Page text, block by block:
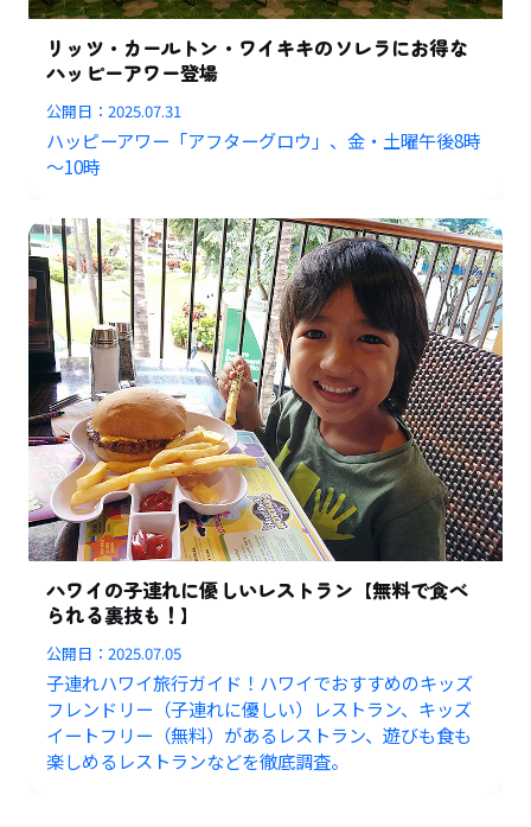
リッツ・カールトン・ワイキキのソレラにお得な
ハッピーアワー登場
公開日：2025.07.31
ハッピーアワー「アフターグロウ」、金・土曜午後8時
～10時
ハワイの子連れに優しいレストラン【無料で食べ
られる裏技も！】
公開日：2025.07.05
子連れハワイ旅行ガイド！ハワイでおすすめのキッズ
フレンドリー（子連れに優しい）レストラン、キッズ
イートフリー（無料）があるレストラン、遊びも食も
楽しめるレストランなどを徹底調査。